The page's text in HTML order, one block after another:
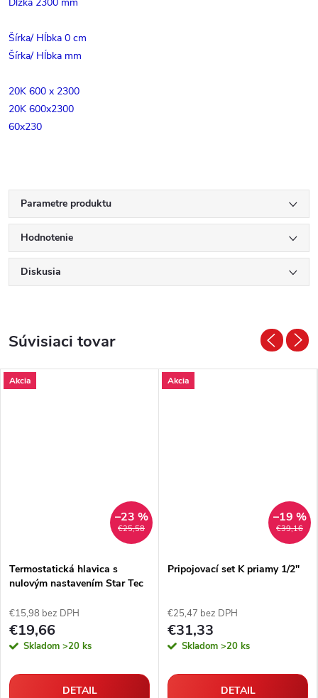
Šírka/ Hĺbka 0 cm
Šírka/ Hĺbka mm
20K 600 x 2300
20K 600x2300
60x230
Parametre produktu
Hodnotenie
Diskusia
Súvisiaci tovar
Akcia
€25,58
–23 %
Termostatická hlavica s
nulovým nastavením Star Tec
€15,98 bez DPH
€19,66
Skladom >20 ks
DETAIL
Akcia
€39,16
–19 %
Pripojovací set K priamy 1/2"
€25,47 bez DPH
€31,33
Skladom >20 ks
DETAIL